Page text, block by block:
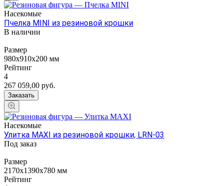
Насекомые
Пчелка MINI из резиновой крошки
В наличии
Размер
980х910х200 мм
Рейтинг
4
267 059,00 руб.
Заказать
Насекомые
Улитка MAXI из резиновой крошки, LRN-03
Под заказ
Размер
2170х1390х780 мм
Рейтинг